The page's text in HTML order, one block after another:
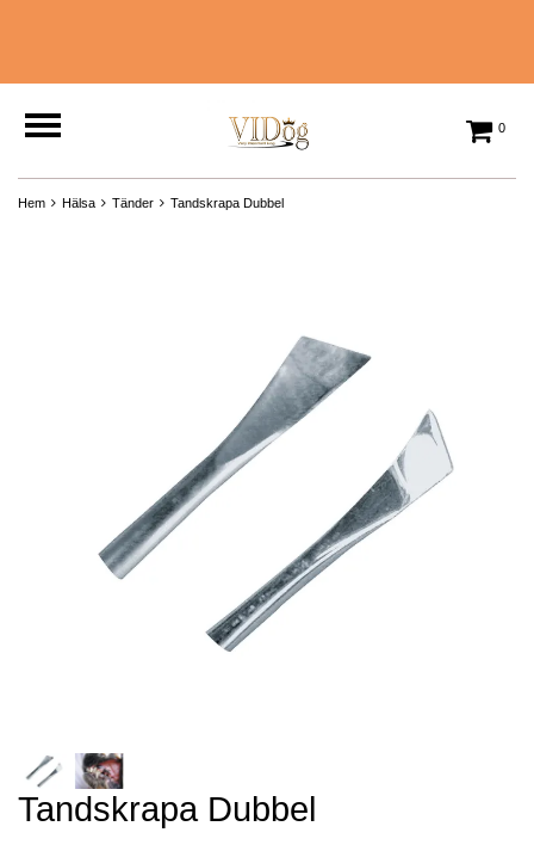
0
Hem Hälsa Tänder Tandskrapa Dubbel
Tandskrapa Dubbel